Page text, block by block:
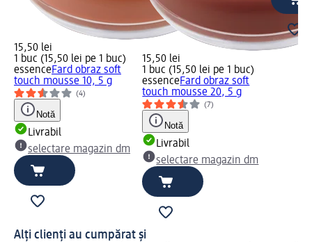
15,50 lei
1 buc (15,50 lei pe 1 buc)
essenceFard obraz soft
touch mousse 10, 5 g
(4)
Notă
Livrabil
selectare magazin dm
15,50 lei
1 buc (15,50 lei pe 1 buc)
essenceFard obraz soft
touch mousse 20, 5 g
(7)
Notă
Livrabil
selectare magazin dm
Alți clienți au cumpărat și